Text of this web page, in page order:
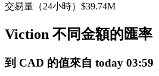
USDC永續
多種以USDC結算的永續合約
交易量（24小時） $39.74M
Viction 不同金額的匯率
到 CAD 的值來自 today 03:59